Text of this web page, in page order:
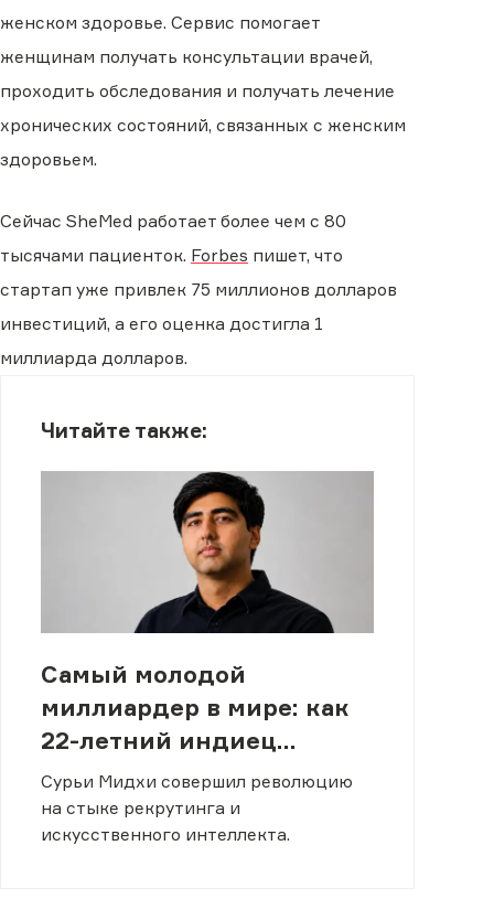
женском здоровье. Сервис помогает
женщинам получать консультации врачей,
проходить обследования и получать лечение
хронических состояний, связанных с женским
здоровьем.
Сейчас SheMed работает более чем с 80
тысячами пациенток. Forbes пишет, что
стартап уже привлек 75 миллионов долларов
инвестиций, а его оценка достигла 1
миллиарда долларов.
Читайте также:
Самый молодой
миллиардер в мире: как
22-летний индиец
заработал $2,2 млрд с
помощью нейросетей
Сурьи Мидхи совершил революцию
на стыке рекрутинга и
искусственного интеллекта.